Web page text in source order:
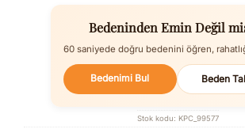
Bedeninden Emin Değil
60 saniyede doğru bedenini öğren,
Bedenimi Bul Beden
Stok kodu: KPC_99577